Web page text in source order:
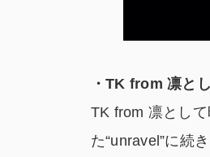
・TK from凛と
TK from 凛とし
た“unravel”に続